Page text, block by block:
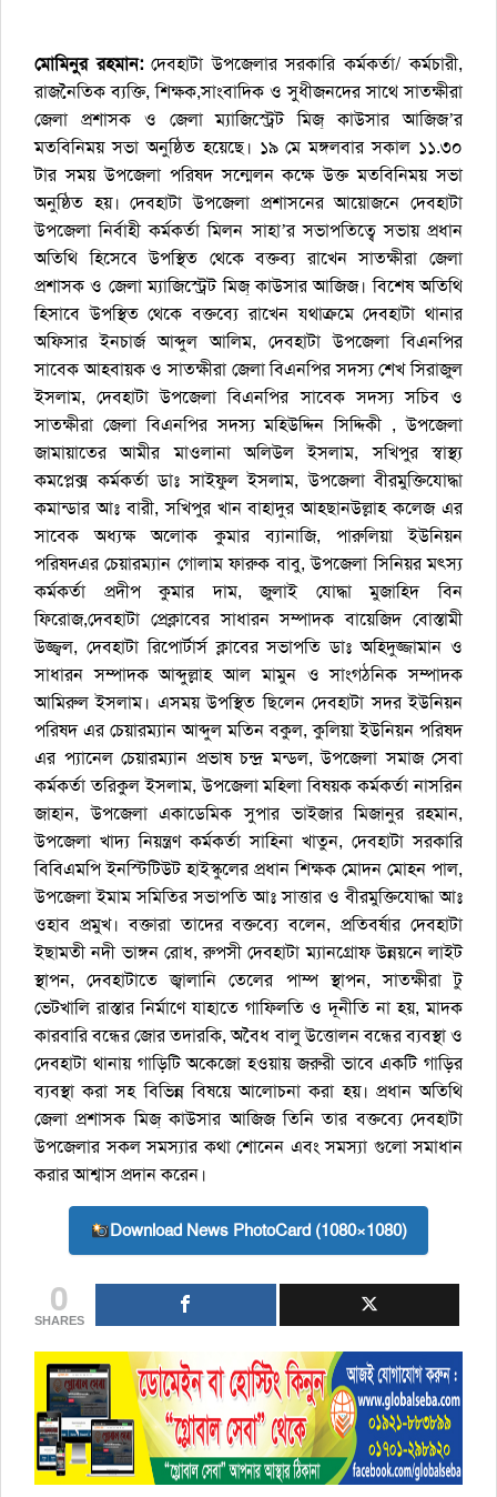
মোমিনুর রহমান:দেবহাটা উপজেলার সরকারি কর্মকর্তা/ কর্মচারী,
রাজনৈতিক ব্যক্তি, শিক্ষক,সাংবাদিক ও সুধীজনদের সাথে সাতক্ষীরা
জেলা প্রশাসক ও জেলা ম্যাজিস্ট্রেট মিজ্ কাউসার আজিজ’র
মতবিনিময় সভা অনুষ্ঠিত হয়েছে। ১৯ মে মঙ্গলবার সকাল ১১.৩০
টার সময় উপজেলা পরিষদ সন্মেলন কক্ষে উক্ত মতবিনিময় সভা
অনুষ্ঠিত হয়। দেবহাটা উপজেলা প্রশাসনের আয়োজনে দেবহাটা
উপজেলা নির্বাহী কর্মকর্তা মিলন সাহা’র সভাপতিত্বে সভায় প্রধান
অতিথি হিসেবে উপস্থিত থেকে বক্তব্য রাখেন সাতক্ষীরা জেলা
প্রশাসক ও জেলা ম্যাজিস্ট্রেট মিজ্ কাউসার আজিজ। বিশেষ অতিথি
হিসাবে উপস্থিত থেকে বক্তব্যে রাখেন যথাক্রমে দেবহাটা থানার
অফিসার ইনচার্জ আব্দুল আলিম, দেবহাটা উপজেলা বিএনপির
সাবেক আহবায়ক ও সাতক্ষীরা জেলা বিএনপির সদস্য শেখ সিরাজুল
ইসলাম, দেবহাটা উপজেলা বিএনপির সাবেক সদস্য সচিব ও
সাতক্ষীরা জেলা বিএনপির সদস্য মহিউদ্দিন সিদ্দিকী , উপজেলা
জামায়াতের আমীর মাওলানা অলিউল ইসলাম, সখিপুর স্বাস্থ্য
কমপ্লেক্স কর্মকর্তা ডাঃ সাইফুল ইসলাম, উপজেলা বীরমুক্তিযোদ্ধা
কমান্ডার আঃ বারী, সখিপুর খান বাহাদুর আহছানউল্লাহ কলেজ এর
সাবেক অধ্যক্ষ অলোক কুমার ব্যানাজি, পারুলিয়া ইউনিয়ন
পরিষদএর চেয়ারম্যান গোলাম ফারুক বাবু, উপজেলা সিনিয়র মৎস্য
কর্মকর্তা প্রদীপ কুমার দাম, জুলাই যোদ্ধা মুজাহিদ বিন
ফিরোজ,দেবহাটা প্রেক্লাবের সাধারন সম্পাদক বায়েজিদ বোস্তামী
উজ্জ্বল, দেবহাটা রিপোর্টার্স ক্লাবের সভাপতি ডাঃ অহিদুজ্জামান ও
সাধারন সম্পাদক আব্দুল্লাহ আল মামুন ও সাংগঠনিক সম্পাদক
আমিরুল ইসলাম। এসময় উপস্থিত ছিলেন দেবহাটা সদর ইউনিয়ন
পরিষদ এর চেয়ারম্যান আব্দুল মতিন বকুল, কুলিয়া ইউনিয়ন পরিষদ
এর প্যানেল চেয়ারম্যান প্রভাষ চন্দ্র মন্ডল, উপজেলা সমাজ সেবা
কর্মকর্তা তরিকুল ইসলাম, উপজেলা মহিলা বিষয়ক কর্মকর্তা নাসরিন
জাহান, উপজেলা একাডেমিক সুপার ভাইজার মিজানুর রহমান,
উপজেলা খাদ্য নিয়ন্ত্রণ কর্মকর্তা সাহিনা খাতুন, দেবহাটা সরকারি
বিবিএমপি ইনস্টিটিউট হাইস্কুলের প্রধান শিক্ষক মোদন মোহন পাল,
উপজেলা ইমাম সমিতির সভাপতি আঃ সাত্তার ও বীরমুক্তিযোদ্ধা আঃ
ওহাব প্রমুখ। বক্তারা তাদের বক্তব্যে বলেন, প্রতিবর্ষার দেবহাটা
ইছামতী নদী ভাঙ্গন রোধ, রুপসী দেবহাটা ম্যানগ্রোফ উন্নয়নে লাইট
স্থাপন, দেবহাটাতে জ্বালানি তেলের পাম্প স্থাপন, সাতক্ষীরা টু
ভেটখালি রাস্তার নির্মাণে যাহাতে গাফিলতি ও দূনীতি না হয়, মাদক
কারবারি বন্ধের জোর তদারকি, অবৈধ বালু উত্তোলন বন্ধের ব্যবস্থা ও
দেবহাটা থানায় গাড়িটি অকেজো হওয়ায় জরুরী ভাবে একটি গাড়ির
ব্যবস্থা করা সহ বিভিন্ন বিষয়ে আলোচনা করা হয়। প্রধান অতিথি
জেলা প্রশাসক মিজ্ কাউসার আজিজ তিনি তার বক্তব্যে দেবহাটা
উপজেলার সকল সমস্যার কথা শোনেন এবং সমস্যা গুলো সমাধান
করার আশ্বাস প্রদান করেন।
Download News PhotoCard (1080×1080)
0
SHARES